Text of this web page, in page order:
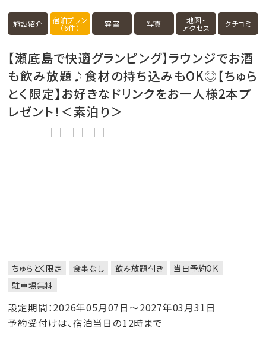
施設紹介 宿泊プラン
（6件） 客室 写真 地図・
アクセス クチコミ
【瀬底島で快適グランピング】ラウンジでお酒
も飲み放題♪食材の持ち込みもOK◎【ちゅら
とく限定】お好きなドリンクをお一人様2本プ
レゼント！＜素泊り＞
ちゅらとく限定 食事なし 飲み放題付き
当日予約OK
駐車場無料
設定期間：2026年05月07日～2027年03月31日
予約受付けは、宿泊当日の12時まで